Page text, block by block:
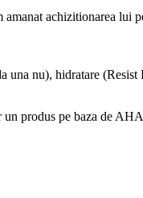
achizitionarea lui
nu), hidratare
produs pe baza de